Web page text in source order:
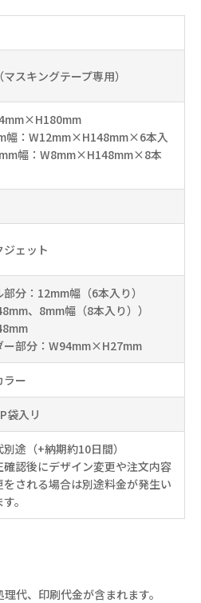
スキングテープ専用）
幅：W12mm×H148mm×6本入
幅：W8mm×H148mm×8本
ジェット
部分：12mm幅（6本入り）
、8mm幅（8本入り））
ー部分：W94mm×H27mm
ラー
袋入リ
途（+納期約10日間）
認後にデザイン変更や注文内容
をされる場合は別途料金が発生い
。
代、印刷代金が含まれます。